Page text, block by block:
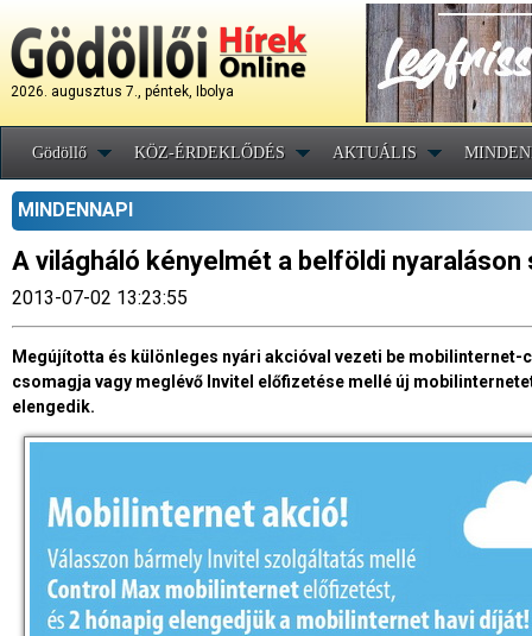
2026. augusztus 7., péntek, Ibolya
Gödöllő KÖZ-ÉRDEKLŐDÉS AKTUÁLIS
MINDENNAPI
A világháló kényelmét a belföldi
2013-07-02 13:23:55
Megújította és különleges nyári akcióval vezeti be
csomagja vagy meglévő Invitel előfizetése mellé új
elengedik.